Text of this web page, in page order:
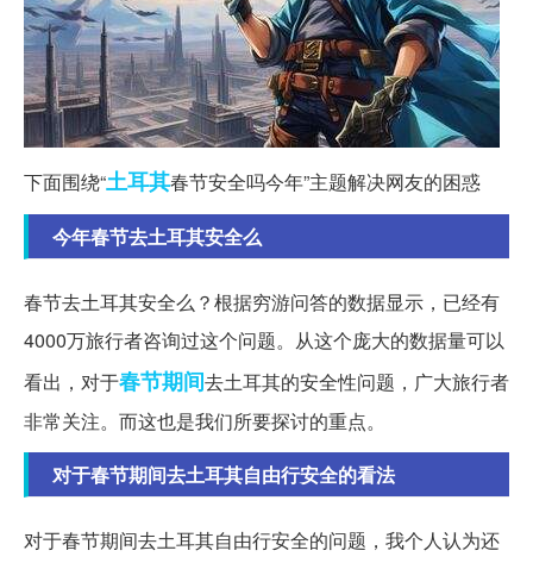
下面围绕“土耳其春节安全吗今年”主题解决网友的困惑
今年春节去土耳其安全么
春节去土耳其安全么？根据穷游问答的数据显示，已经有
4000万旅行者咨询过这个问题。从这个庞大的数据量可以
看出，对于春节期间去土耳其的安全性问题，广大旅行者
非常关注。而这也是我们所要探讨的重点。
对于春节期间去土耳其自由行安全的看法
对于春节期间去土耳其自由行安全的问题，我个人认为还